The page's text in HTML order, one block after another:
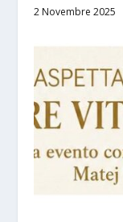
2 Novembre 2025